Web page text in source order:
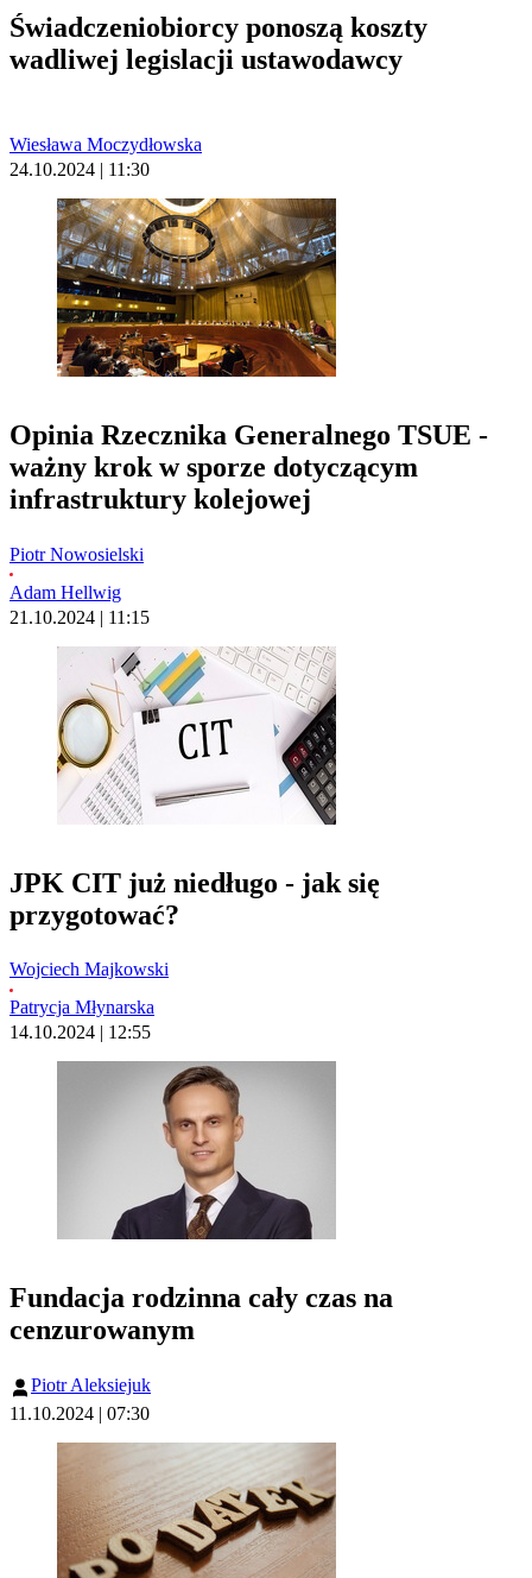
Świadczeniobiorcy ponoszą koszty
wadliwej legislacji ustawodawcy
Wiesława Moczydłowska
24.10.2024 | 11:30
Opinia Rzecznika Generalnego TSUE -
ważny krok w sporze dotyczącym
infrastruktury kolejowej
Piotr Nowosielski
Adam Hellwig
21.10.2024 | 11:15
JPK CIT już niedługo - jak się
przygotować?
Wojciech Majkowski
Patrycja Młynarska
14.10.2024 | 12:55
Fundacja rodzinna cały czas na
cenzurowanym
Piotr Aleksiejuk
11.10.2024 | 07:30